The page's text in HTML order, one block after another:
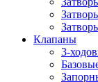
Клапаны
3-